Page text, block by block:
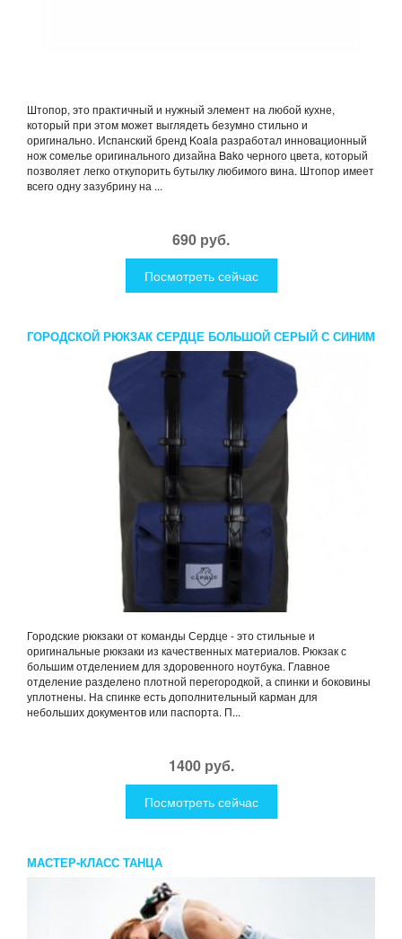
Штопор, это практичный и нужный элемент на любой кухне,
который при этом может выглядеть безумно стильно и
оригинально. Испанский бренд Koala разработал инновационный
нож сомелье оригинального дизайна Bako черного цвета, который
позволяет легко откупорить бутылку любимого вина. Штопор имеет
всего одну зазубрину на ...
690 руб.
Посмотреть сейчас
ГОРОДСКОЙ РЮКЗАК СЕРДЦЕ БОЛЬШОЙ СЕРЫЙ С СИНИМ
Городские рюкзаки от команды Сердце - это стильные и
оригинальные рюкзаки из качественных материалов. Рюкзак с
большим отделением для здоровенного ноутбука. Главное
отделение разделено плотной перегородкой, а спинки и боковины
уплотнены. На спинке есть дополнительный карман для
небольших документов или паспорта. П...
1400 руб.
Посмотреть сейчас
МАСТЕР-КЛАСС ТАНЦА